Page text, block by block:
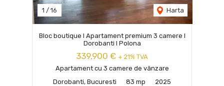
1 / 16 Harta
Bloc boutique I Apartament premium 3 camere I
Dorobanti I Polona
339,900 € + 21% TVA
Apartament cu 3 camere de vânzare
Dorobanti, Bucuresti
83 mp 2025